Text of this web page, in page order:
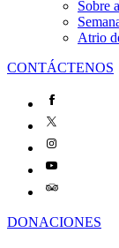
Sobre
Atrio
CONTÁCTENOS
DONACIONES